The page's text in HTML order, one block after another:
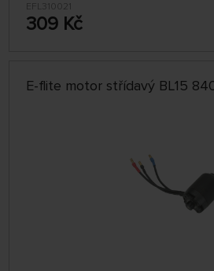
EFL310021
309 Kč
E-flite motor střídavý BL15